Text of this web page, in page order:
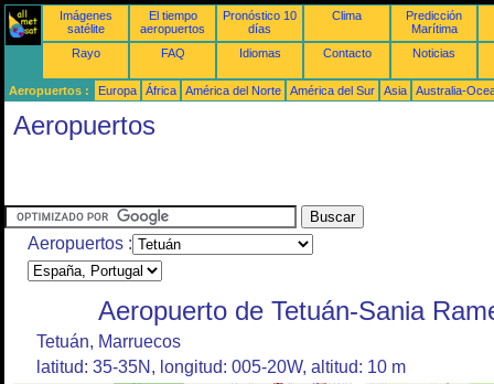
Imágenes
satélite
El tiempo
aeropuertos
Pronóstico 10
días
Clima
Predicción
Marítima
Rayo
FAQ Idiomas Contacto Noticias
Aeropuertos : Europa África América del Norte América del Sur Asia Australia-
Aeropuertos
Aeropuertos :
Aeropuerto de Tetuán-Sania
Tetuán, Marruecos
latitud: 35-35N, longitud: 005-20W, altitud: 10 m